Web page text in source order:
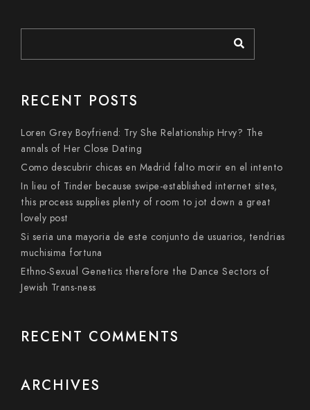
RECENT POSTS
Loren Grey Boyfriend: Try She Relationship Hrvy? The
annals of Her Close Dating
Como descubrir chicas en Madrid falto morir en el intento
In lieu of Tinder because swipe-established internet sites,
this process supplies plenty of room to jot down a great
lovely post
Si seri­a una mayoria de este conjunto de usuarios, tendri­as
muchisima fortuna
Ethno-Sexual Genetics therefore the Dance Sectors of
Jewish Trans-ness
RECENT COMMENTS
ARCHIVES